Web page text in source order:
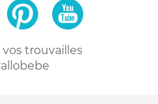
trouvailles